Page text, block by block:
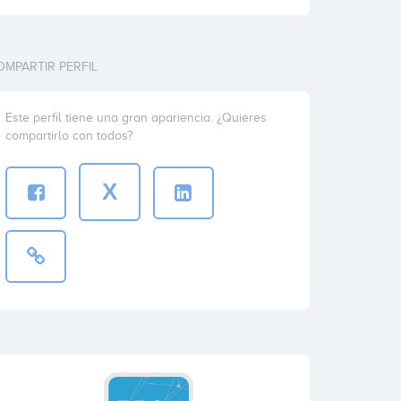
PERFIL
Este perfil tiene una gran apariencia. ¿Quieres
compartirlo con todos?
X